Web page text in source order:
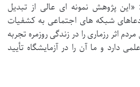
پژوهش نمونه ای عالی از تبدیل
شبکه های اجتماعی به کشفیات
اثر رزماری را در زندگی روزمره تجربه
دارد و ما آن را در آزمایشگاه تأیید